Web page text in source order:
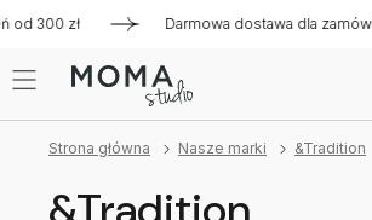
zł Darmowa dostawa dla zamówień
Strona główna Nasze marki &Tradition